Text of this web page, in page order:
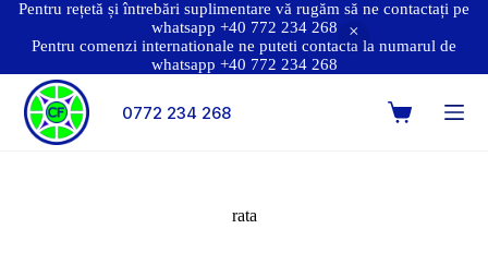
Pentru rețetă și întrebări suplimentare vă rugăm să ne contactați pe
whatsapp +40 772 234 268
Pentru comenzi internationale ne puteti contacta la numarul de
whatsapp +40 772 234 268
0772 234 268
rata